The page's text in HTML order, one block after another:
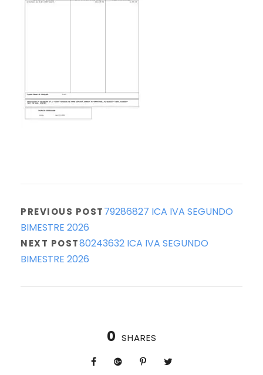
PREVIOUS POST79286827 ICA IVA SEGUNDO
BIMESTRE 2026
NEXT POST80243632 ICA IVA SEGUNDO
BIMESTRE 2026
0 SHARES